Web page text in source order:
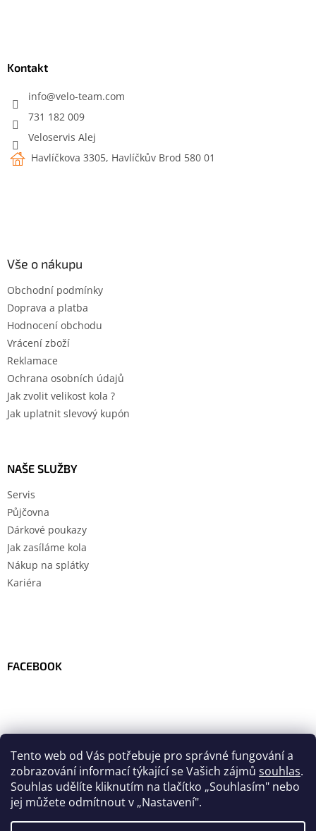
Tento web od Vás potřebuje pro správné fungování a
zobrazování informací týkající se Vašich zájmů souhlas.
Souhlas udělíte kliknutím na tlačítko „Souhlasím" nebo
jej můžete odmítnout v „Nastavení".
Kontakt
info@velo-team.com
731 182 009
Veloservis Alej
Havlíčkova 3305, Havlíčkův Brod 580 01
Vše o nákupu
Obchodní podmínky
Doprava a platba
Hodnocení obchodu
Vrácení zboží
Reklamace
Ochrana osobních údajů
Jak zvolit velikost kola ?
Jak uplatnit slevový kupón
NAŠE SLUŽBY
Servis
Půjčovna
Dárkové poukazy
Jak zasíláme kola
Nákup na splátky
Kariéra
FACEBOOK